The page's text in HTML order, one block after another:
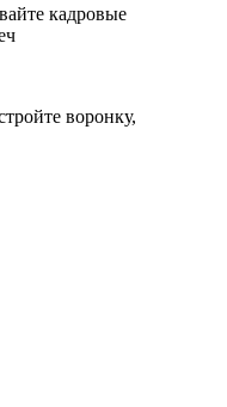
кадровые
воронку,